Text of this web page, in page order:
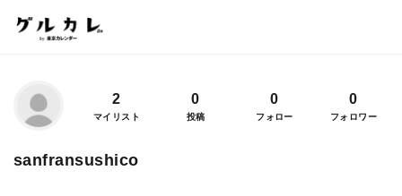
2
マイリスト
0
投稿
0
フォロー
0
フォロワー
sanfransushico